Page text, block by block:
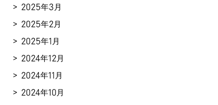
2025年3月
2025年2月
2025年1月
2024年12月
2024年11月
2024年10月